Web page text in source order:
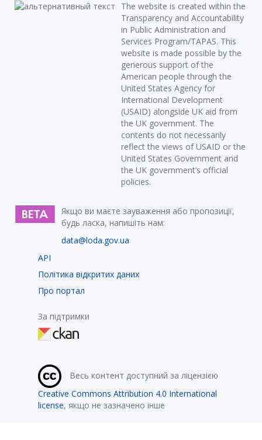
The website is created within the
Transparency and Accountability
in Public Administration and
Services Program/TAPAS. This
website is made possible by the
generous support of the
American people through the
United States Agency for
International Development
(USAID) alongside UK aid from
the UK government. The
contents do not necessarily
reflect the views of USAID or the
United States Government and
the UK government’s official
policies.
Якщо ви маєте зауваження або пропозиції,
будь ласка, напишіть нам:
data@loda.gov.ua
API
Політика відкритих даних
Про портал
За підтримки
Весь контент доступний за ліцензією
Creative Commons Attribution 4.0 International
license, якщо не зазначено інше